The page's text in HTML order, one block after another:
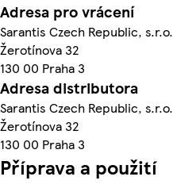
Adresa pro vrácení
Sarantis Czech Republic, s.r.o.
Žerotínova 32
130 00 Praha 3
Adresa distributora
Sarantis Czech Republic, s.r.o.
Žerotínova 32
130 00 Praha 3
Příprava a použití